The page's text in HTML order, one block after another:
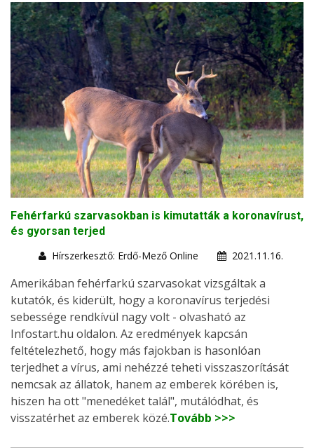
Fehérfarkú szarvasokban is kimutatták a koronavírust,
és gyorsan terjed
Hírszerkesztő: Erdő-Mező Online
2021.11.16.
Amerikában fehérfarkú szarvasokat vizsgáltak a
kutatók, és kiderült, hogy a koronavírus terjedési
sebessége rendkívül nagy volt - olvasható az
Infostart.hu oldalon. Az eredmények kapcsán
feltételezhető, hogy más fajokban is hasonlóan
terjedhet a vírus, ami nehézzé teheti visszaszorítását
nemcsak az állatok, hanem az emberek körében is,
hiszen ha ott "menedéket talál", mutálódhat, és
visszatérhet az emberek közé.Tovább >>>